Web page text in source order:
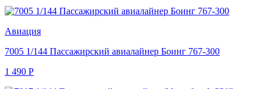
Авиация
7005 1/144 Пассажирский авиалайнер Боинг 767-300
1 490 Р